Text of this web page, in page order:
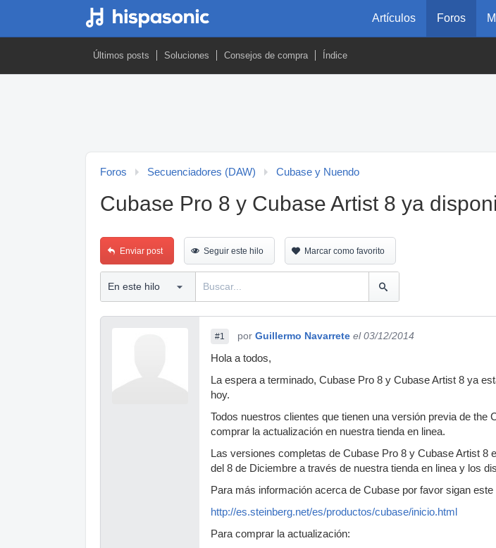
Artículos Foros
Últimos posts Soluciones Consejos de compra Índice
Foros Secuenciadores (DAW) Cubase y Nuendo
Cubase Pro 8 y Cubase Artist 8 ya
Enviar post Seguir este hilo Marcar como favorito
#1 por Guillermo Navarrete el 03/12/2014
Hola a todos,
La espera a terminado, Cubase Pro 8 y Cubase Artist 8 ya
hoy.
Todos nuestros clientes que tienen una versión previa de the
comprar la actualización en nuestra tienda en linea.
Las versiones completas de Cubase Pro 8 y Cubase Artist 8
del 8 de Diciembre a través de nuestra tienda en linea y los
Para más información acerca de Cubase por favor sigan este
http://es.steinberg.net/es/productos/cubase/inicio.html
Para comprar la actualización: